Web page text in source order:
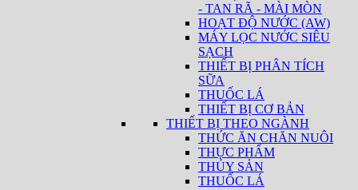
- TAN RÃ - MÀI MÒN
HOẠT ĐỘ NƯỚC (AW)
MÁY LỌC NƯỚC SIÊU
SẠCH
THIẾT BỊ PHÂN TÍCH
SỮA
THUỐC LÁ
THIẾT BỊ CƠ BẢN
THIẾT BỊ THEO NGÀNH
THỨC ĂN CHĂN NUÔI
THỰC PHẨM
THỦY SẢN
THUỐC LÁ